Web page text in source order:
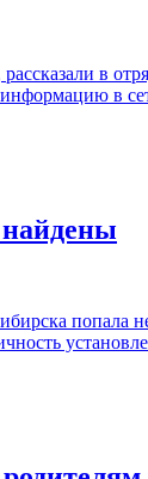
рассказали
в
найдены
попала